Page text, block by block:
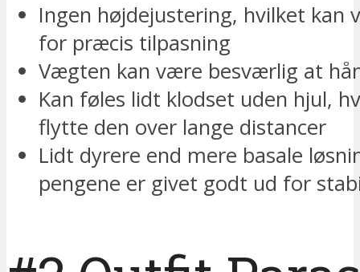
Ingen højdejustering, hvilket kan
for præcis tilpasning
Vægten kan være besværlig at
Kan føles lidt klodset uden hjul,
flytte den over lange distancer
Lidt dyrere end mere basale
pengene er givet godt ud for